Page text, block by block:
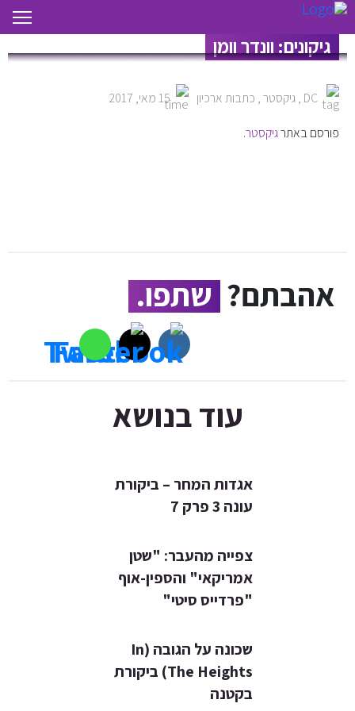
גיקונים: וונדר וומן
DC
,גיקסטר, כתבות ארכיון 15 מאי, 2017
פורסם באתרגיקסטר.
אהבתם? שתפו.
עוד בנושא
אגדות המחר – ביקורת
עונה 3 פרק 7
צפייה מהעבר: "שטן
אמריקאי" והספין-אוף
"פרדייס סיטי"
שכונה על הגובה (In
The Heights) ביקורת
בקטנה